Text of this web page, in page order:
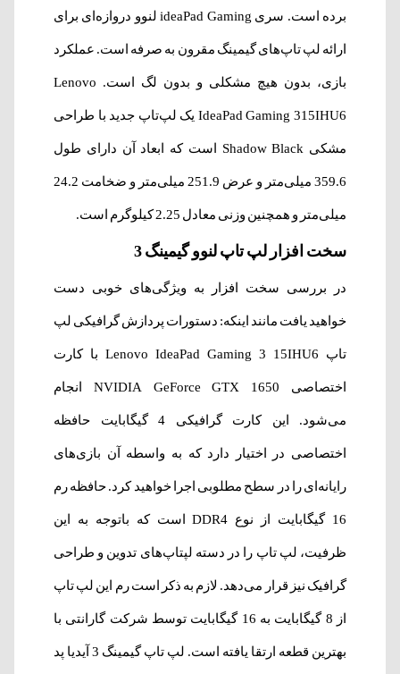
برده است. سری ideaPad Gaming لنوو دروازه‌ای برای
ارائه لپ تاپ‌های گیمینگ مقرون به صرفه است. عملکرد
بازی، بدون هیچ مشکلی و بدون لگ است. Lenovo
IdeaPad Gaming 315IHU6 یک لپ‌تاپ جدید با طراحی
مشکی Shadow Black است که ابعاد آن دارای طول
359.6 میلی‌متر و عرض 251.9 میلی‌متر و ضخامت 24.2
میلی‌متر و همچنین وزنی معادل 2.25 کیلوگرم است.
سخت افزار لپ تاپ لنوو گیمینگ 3
در بررسی سخت افزار به ویژگی‌های خوبی دست
خواهید یافت مانند اینکه: دستورات پردازش گرافیکی لپ
تاپ Lenovo IdeaPad Gaming 3 15IHU6 با کارت
اختصاصی NVIDIA GeForce GTX 1650 انجام
می‌شود. این کارت گرافیکی 4 گیگابایت حافظه
اختصاصی در اختیار دارد که به واسطه آن بازی‌های
رایانه‌ای را در سطح مطلوبی اجرا خواهید کرد. حافظه رم
16 گیگابایت از نوع DDR4 است که باتوجه به این
ظرفیت، لپ تاپ را در دسته لپتاپ‌های تدوین و طراحی
گرافیک نیز قرار می‌دهد. لازم به ذکر است رم این لپ تاپ
از 8 گیگابایت به 16 گیگابایت توسط شرکت گارانتی با
بهترین قطعه ارتقا یافته است. لپ تاپ گیمینگ 3 آیدیا پد